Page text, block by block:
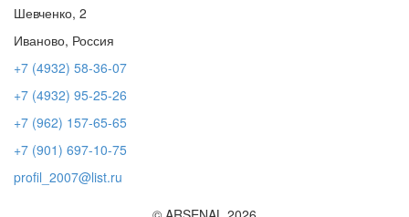
Шевченко, 2
Иваново, Россия
+7 (4932) 58-36-07
+7 (4932) 95-25-26
+7 (962) 157-65-65
+7 (901) 697-10-75
profil_2007@list.ru